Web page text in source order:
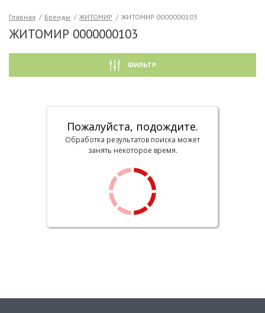
Главная / Бренды / ЖИТОМИР / ЖИТОМИР 0000000103
ЖИТОМИР 0000000103
ФИЛЬТР
Пожалуйста, подождите.
Обработка результатов поиска может
занять некоторое время.